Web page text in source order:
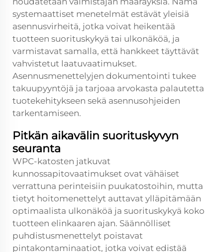
systemaattiset menetelmät estävät yleisiä
asennusvirheitä, jotka voivat heikentää
tuotteen suorituskykyä tai ulkonäköä, ja
varmistavat samalla, että hankkeet täyttävät
vahvistetut laatuvaatimukset.
Asennusmenettelyjen dokumentointi tukee
takuupyyntöjä ja tarjoaa arvokasta palautetta
tuotekehitykseen sekä asennusohjeiden
tarkentamiseen.
Pitkän aikavälin suorituskyvyn
seuranta
WPC-katosten jatkuvat
kunnossapitovaatimukset ovat vähäiset
verrattuna perinteisiin puukatostoihin, mutta
tietyt hoitomenettelyt auttavat ylläpitämään
optimaalista ulkonäköä ja suorituskykyä koko
tuotteen elinkaaren ajan. Säännölliset
puhdistusmenettelyt poistavat
pintakontaminaatiot, jotka voivat edistää